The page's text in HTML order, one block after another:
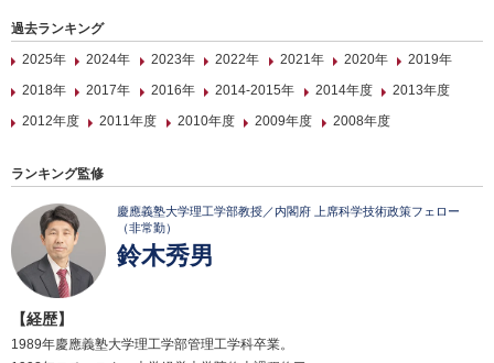
過去ランキング
2025年
2024年 2023年 2022年 2021年 2020年
2019年
2018年
2017年 2016年 2014-2015年 2014年度
2013年度
2012年度
2011年度 2010年度 2009年度 2008年度
ランキング監修
慶應義塾大学理工学部教授／内閣府 上席科学技術政策フェロー
（非常勤）
鈴木秀男
【経歴】
1989年慶應義塾大学理工学部管理工学科卒業。